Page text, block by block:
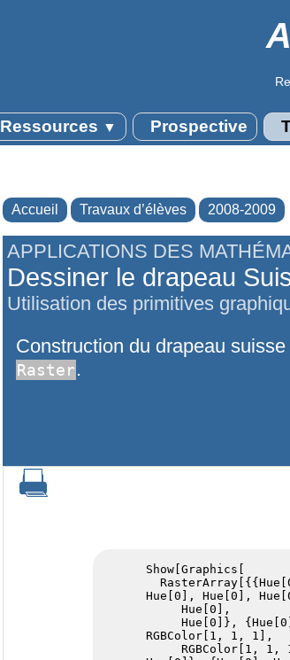
Ressources ▼ Prospective
Accueil Travaux d’élèves 2008-2009
APPLICATIONS DES
Dessiner le drapeau
Utilisation des primitives
Construction du drapeau
Raster.